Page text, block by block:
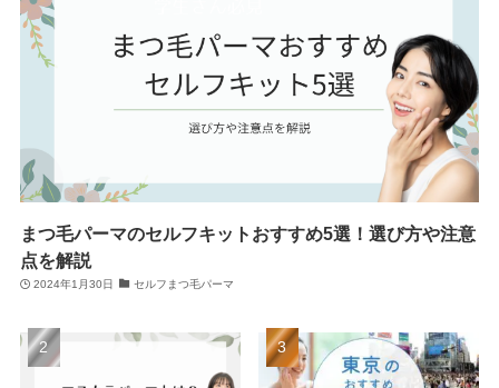
まつ毛パーマのセルフキットおすすめ5選！選び方や注意
点を解説
2024年1月30日 セルフまつ毛パーマ